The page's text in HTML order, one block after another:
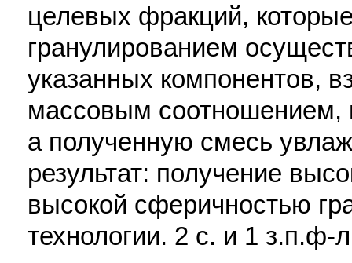
целевых фракций,
гранулированием
указанных компонентов,
массовым соотношением,
а полученную смесь
результат: получение
высокой сферичностью
технологии. 2 с. и 1 з.п.ф-